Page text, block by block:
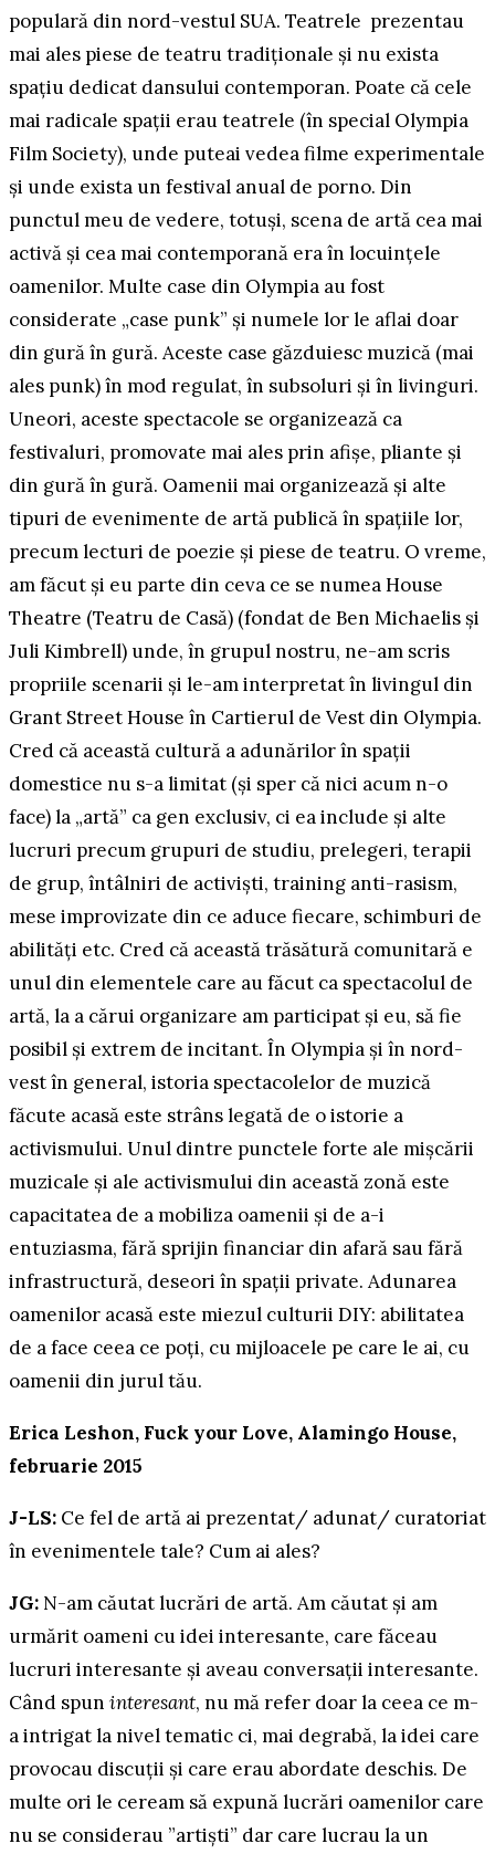
populară din nord-vestul SUA. Teatrele prezentau
mai ales piese de teatru tradiționale și nu exista
spațiu dedicat dansului contemporan. Poate că cele
mai radicale spații erau teatrele (în special Olympia
Film Society), unde puteai vedea filme experimentale
și unde exista un festival anual de porno. Din
punctul meu de vedere, totuși, scena de artă cea mai
activă și cea mai contemporană era în locuințele
oamenilor. Multe case din Olympia au fost
considerate „case punk” și numele lor le aflai doar
din gură în gură. Aceste case găzduiesc muzică (mai
ales punk) în mod regulat, în subsoluri și în livinguri.
Uneori, aceste spectacole se organizează ca
festivaluri, promovate mai ales prin afișe, pliante și
din gură în gură. Oamenii mai organizează și alte
tipuri de evenimente de artă publică în spațiile lor,
precum lecturi de poezie și piese de teatru. O vreme,
am făcut și eu parte din ceva ce se numea House
Theatre (Teatru de Casă) (fondat de Ben Michaelis și
Juli Kimbrell) unde, în grupul nostru, ne-am scris
propriile scenarii și le-am interpretat în livingul din
Grant Street House în Cartierul de Vest din Olympia.
Cred că această cultură a adunărilor în spații
domestice nu s-a limitat (și sper că nici acum n-o
face) la „artă” ca gen exclusiv, ci ea include și alte
lucruri precum grupuri de studiu, prelegeri, terapii
de grup, întâlniri de activiști, training anti-rasism,
mese improvizate din ce aduce fiecare, schimburi de
abilități etc. Cred că această trăsătură comunitară e
unul din elementele care au făcut ca spectacolul de
artă, la a cărui organizare am participat și eu, să fie
posibil și extrem de incitant. În Olympia și în nord-
vest în general, istoria spectacolelor de muzică
făcute acasă este strâns legată de o istorie a
activismului. Unul dintre punctele forte ale mișcării
muzicale și ale activismului din această zonă este
capacitatea de a mobiliza oamenii și de a-i
entuziasma, fără sprijin financiar din afară sau fără
infrastructură, deseori în spații private. Adunarea
oamenilor acasă este miezul culturii DIY: abilitatea
de a face ceea ce poți, cu mijloacele pe care le ai, cu
oamenii din jurul tău.
Erica Leshon, Fuck your Love, Alamingo House,
februarie 2015
J-LS: Ce fel de artă ai prezentat/ adunat/ curatoriat
în evenimentele tale? Cum ai ales?
JG: N-am căutat lucrări de artă. Am căutat și am
urmărit oameni cu idei interesante, care făceau
lucruri interesante și aveau conversații interesante.
Când spun interesant, nu mă refer doar la ceea ce m-
a intrigat la nivel tematic ci, mai degrabă, la idei care
provocau discuții și care erau abordate deschis. De
multe ori le ceream să expună lucrări oamenilor care
nu se considerau ”artiști” dar care lucrau la un